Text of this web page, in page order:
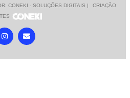
CONEKI - SOLUÇÕES DIGITAIS |
CRIAÇÃO